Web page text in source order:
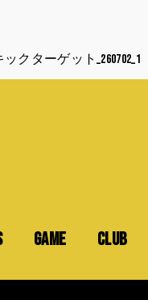
ックターゲット_260702_1
GAME CLUB